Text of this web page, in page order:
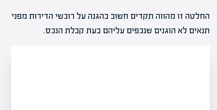
החלטה זו מהווה תקדים חשוב בהגנה על רוכשי הדירות מפני
תנאים לא הוגנים שנכפים עליהם בעת קבלת הנכס.